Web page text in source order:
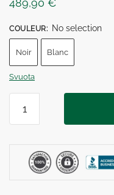
COULEUR: No selection
Noir Blanc
Svuota
MONTRE
VERNIS